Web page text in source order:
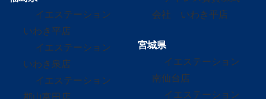
イエステーション
いわき平店
イエステーション
いわき泉店
イエステーション
会社 いわき平店
宮城県
イエステーション
南仙台店
イエステーション